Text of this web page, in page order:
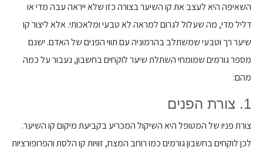
השאיפה היא לעצב את קו השיער בצורה כזו שלא ייראה עבה מדי או
דליל מדי, מה שעלול לגרום למראה לא טבעי ומלאכותי. אלא ליצור קו
שיער רך וטבעי שמשתלב בהרמוניה עם תווי הפנים של האדם. ישנם
מספר גורמים שמומחי השתלת שיער לוקחים בחשבון, נעבור על כמה
מהם:
1. צורת הפנים
צורת פניו של המטופל היא השיקול המכריע בקביעת מיקום קו השיער.
לכן לוקחים בחשבון גורמים כמו רוחב המצח, זוויות קו הלסת והפרופורציות